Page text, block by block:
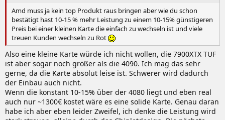
Amd muss ja kein top Produkt raus bringen aber wie du schon
bestätigt hast 10-15 % mehr Leistung zu einem 10-15% günstigeren
Preis bei einer kleinen Karte die einfach zu wechseln ist und viele
treuen Kunden wechseln zu Rot
Also eine kleine Karte würde ich nicht wollen, die 7900XTX TUF
ist aber sogar noch größer als die 4090. Ich mag das sehr
gerne, da die Karte absolut leise ist. Schwerer wird dadurch
der Einbau auch nicht.
Wenn die konstant 10-15% über der 4080 liegt und eben real
auch nur ~1300€ kostet wäre es eine solide Karte. Genau daran
habe ich aber eben leider Zweifel, ich denke die Leistung wird